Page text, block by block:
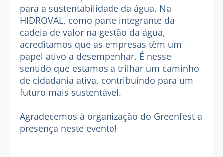
para a sustentabilidade da água. Na
HIDROVAL, como parte integrante da
cadeia de valor na gestão da água,
acreditamos que as empresas têm um
papel ativo a desempenhar. É nesse
sentido que estamos a trilhar um caminho
de cidadania ativa, contribuindo para um
futuro mais sustentável.
Agradecemos à organização do Greenfest a
presença neste evento!